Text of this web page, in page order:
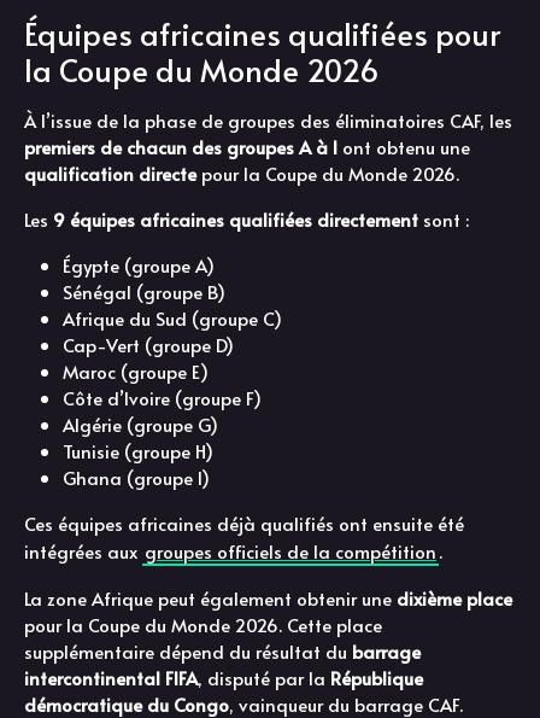
Équipes africaines qualifiées pour
la Coupe du Monde 2026
À l’issue de la phase de groupes des éliminatoires CAF, les
premiers de chacun des groupes A à I ont obtenu une
qualification directepour la Coupe du Monde 2026.
Les 9 équipes africaines qualifiées directement sont :
Égypte (groupe A)
Sénégal (groupe B)
Afrique du Sud (groupe C)
Cap-Vert (groupe D)
Maroc (groupe E)
Côte d’Ivoire (groupe F)
Algérie (groupe G)
Tunisie (groupe H)
Ghana (groupe I)
Ces équipes africaines déjà qualifiés ont ensuite été
intégrées aux groupes officiels de la compétition.
La zone Afrique peut également obtenir une dixième place
pour la Coupe du Monde 2026. Cette place
supplémentaire dépend du résultat du barrage
intercontinental FIFA, disputé par la République
démocratique du Congo, vainqueur du barrage CAF.